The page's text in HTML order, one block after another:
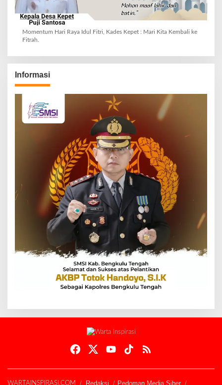
Momentum Hari Raya Idul Fitri, Kades Kepet : Mari Kita Kembali ke
Fitrah.
Informasi
WARTAINSPIRASI.COM Redaksi Pedoman Media Siber